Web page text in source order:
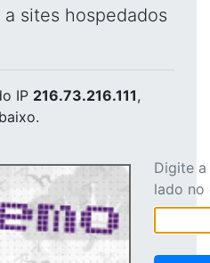
sites hospedados
IP 216.73.216.111,
Digite
lado no